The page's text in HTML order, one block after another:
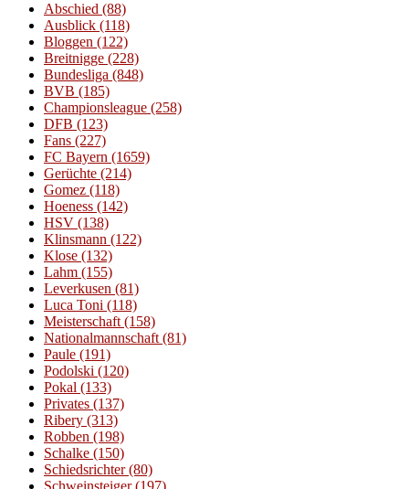
Abschied (88)
Ausblick (118)
Bloggen (122)
Breitnigge (228)
Bundesliga (848)
BVB (185)
Championsleague (258)
DFB (123)
Fans (227)
FC Bayern (1659)
Gerüchte (214)
Gomez (118)
Hoeness (142)
HSV (138)
Klinsmann (122)
Klose (132)
Lahm (155)
Leverkusen (81)
Luca Toni (118)
Meisterschaft(158)
Nationalmannschaft(81)
Paule (191)
Podolski (120)
Pokal (133)
Privates (137)
Ribery (313)
Robben (198)
Schalke (150)
Schiedsrichter(80)